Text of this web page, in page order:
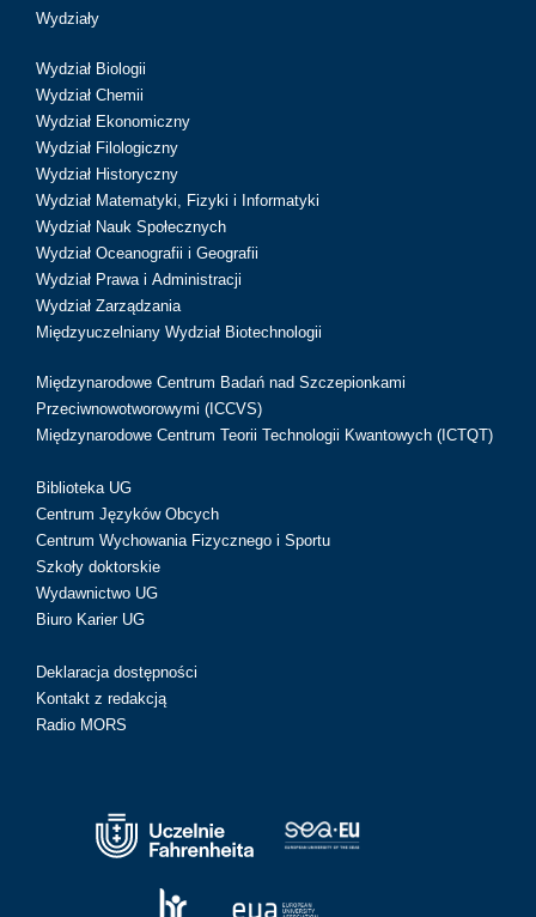
Wydziały
Wydział Biologii
Wydział Chemii
Wydział Ekonomiczny
Wydział Filologiczny
Wydział Historyczny
Wydział Matematyki, Fizyki i Informatyki
Wydział Nauk Społecznych
Wydział Oceanografii i Geografii
Wydział Prawa i Administracji
Wydział Zarządzania
Międzyuczelniany Wydział Biotechnologii
Międzynarodowe Centrum Badań nad Szczepionkami
Przeciwnowotworowymi (ICCVS)
Międzynarodowe Centrum Teorii Technologii Kwantowych (ICTQT)
Biblioteka UG
Centrum Języków Obcych
Centrum Wychowania Fizycznego i Sportu
Szkoły doktorskie
Wydawnictwo UG
Biuro Karier UG
Deklaracja dostępności
Kontakt z redakcją
Radio MORS